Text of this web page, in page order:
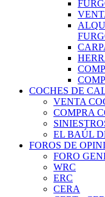
COCHES DE
VENTA
COMPRA
EL BAÚL
FOROS DE
FORO
WRC
ERC
CERA